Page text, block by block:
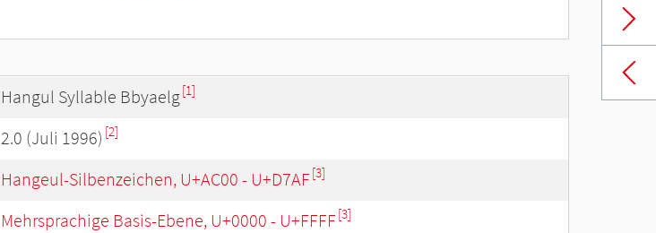
Hangul Syllable Bbyaelg[1]
2.0 (Juli 1996) [2]
Hangeul-Silbenzeichen, U+AC00 - U+D7AF[3]
Mehrsprachige Basis-Ebene, U+0000 - U+FFFF[3]